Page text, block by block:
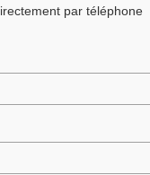
par téléphone